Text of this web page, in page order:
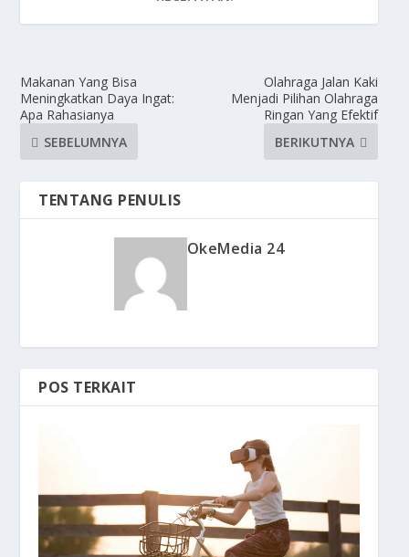
Makanan Yang Bisa
Meningkatkan Daya Ingat:
Apa Rahasianya
SEBELUMNYA
Olahraga Jalan Kaki
Menjadi Pilihan Olahraga
Ringan Yang Efektif
BERIKUTNYA
TENTANG PENULIS
OkeMedia 24
POS TERKAIT